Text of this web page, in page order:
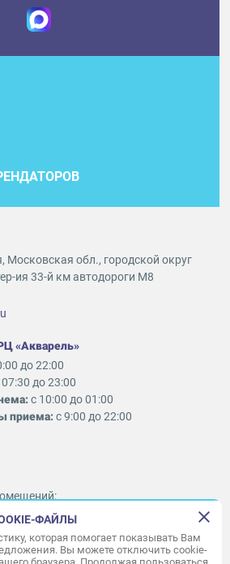
Московская обл., городской округ
ия 33-й км автодороги М8
«Акварель»
до 22:00
07:30 до 23:00
с 10:00 до 01:00
приема:с 9:00 до 22:00
ФАЙЛЫ
которая помогает показывать Вам
Вы можете отключить cookie-